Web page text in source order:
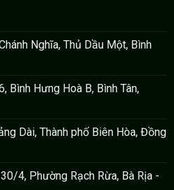
Nghĩa, Thủ Dầu Một, Bình
Bình Hưng Hoà B, Bình Tân,
Dài, Thành phố Biên Hòa, Đồng
4, Phường Rạch Rừa, Bà Rịa -